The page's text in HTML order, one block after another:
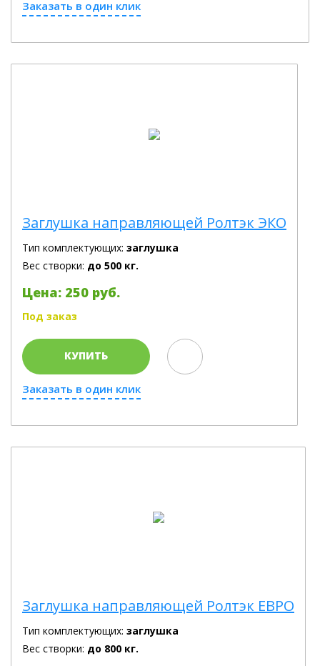
Заказать в один клик
Заглушка направляющей Ролтэк ЭКО
Тип комплектующих: заглушка
Вес створки: до 500 кг.
Цена: 250 руб.
Под заказ
КУПИТЬ
Заказать в один клик
Заглушка направляющей Ролтэк ЕВРО
Тип комплектующих: заглушка
Вес створки: до 800 кг.